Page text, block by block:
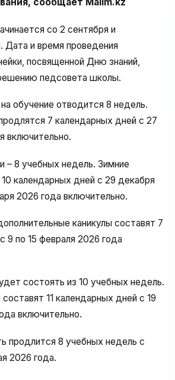
сообщает Malim.kz
со 2 сентября и
Дата и время проведения
посвященной Дню знаний,
педсовета школы.
обучение отводится 8 недель.
7 календарных дней с 27
включительно.
– 8 учебных недель. Зимние
календарных дней с 29 декабря
2026 года включительно.
каникулы составят 7
9 по 15 февраля 2026 года
состоять из 10 учебных недель.
11 календарных дней с 19
включительно.
продлится 8 учебных недель с
2026 года.